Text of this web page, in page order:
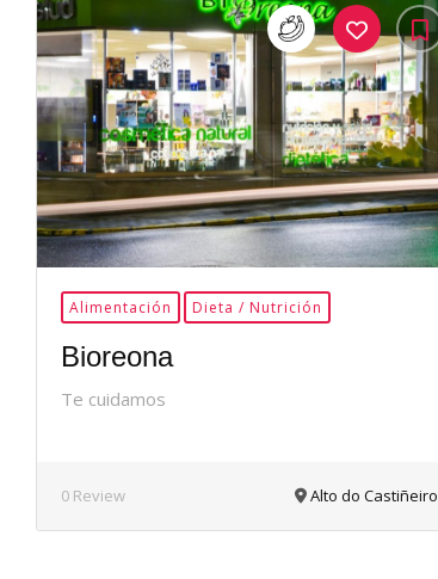
35Me
Gusta
Alimentación Dieta / Nutrición
Bioreona
Te cuidamos
0 Review Alto do Castiñeiro